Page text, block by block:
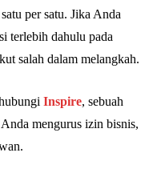
per satu. Jika Anda
terlebih dahulu pada
salah dalam melangkah.
Inspire, sebuah
mengurus izin bisnis,